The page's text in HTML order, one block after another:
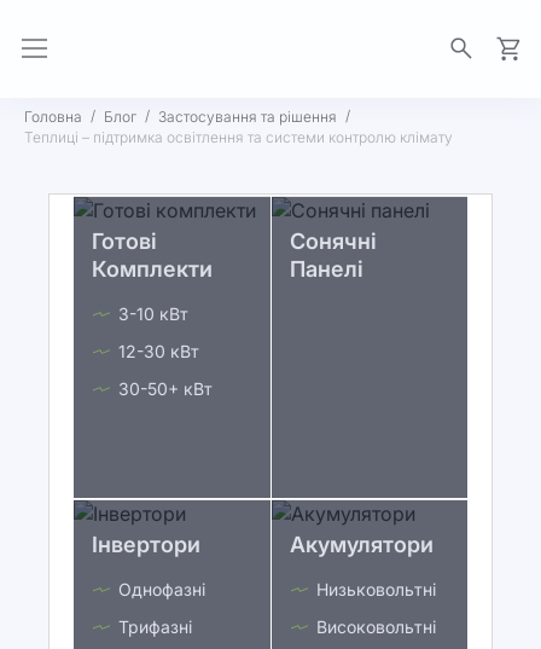
Головна Блог
Застосування та рішення
Теплиці – підтримка освітлення та системи контролю клімату
Готові
Комплекти
3-10 кВт
12-30 кВт
30-50+ кВт
Сонячні
Панелі
Інвертори
Однофазні
Трифазні
Акумулятори
Низьковольтні
Високовольтні